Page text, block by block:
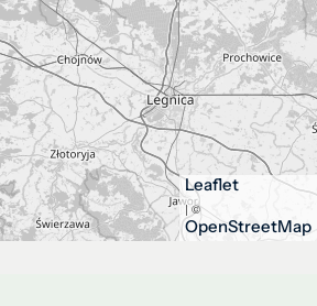
Leaflet
| ©
OpenStreetMap